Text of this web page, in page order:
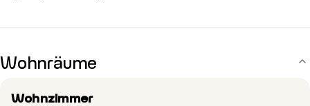
Wohnräume
Wohnzimmer